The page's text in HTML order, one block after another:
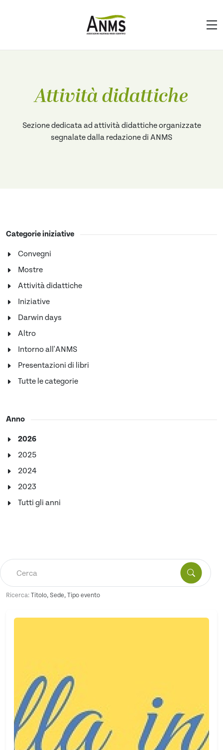
Attività didattiche
Sezione dedicata ad attività didattiche organizzate
segnalate dalla redazione di ANMS
Categorie iniziative
Convegni
Mostre
Attività didattiche
Iniziative
Darwin days
Altro
Intorno all'ANMS
Presentazioni di libri
Tutte le categorie
Anno
2026
2025
2024
2023
Tutti gli anni
Ricerca: Titolo, Sede, Tipo evento